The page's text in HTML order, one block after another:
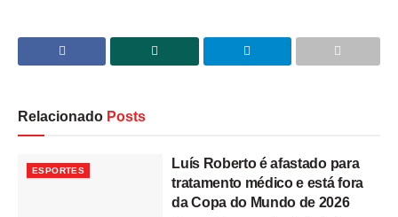
Relacionado Posts
ESPORTES
Luís Roberto é afastado para
tratamento médico e está fora
da Copa do Mundo de 2026